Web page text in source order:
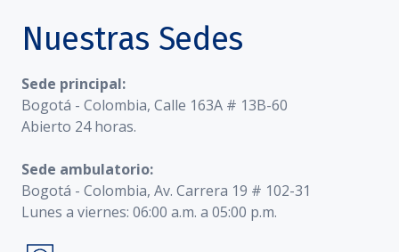
Nuestras Sedes
Sede principal:
Bogotá - Colombia, Calle 163A # 13B-60
Abierto 24 horas.
Sede ambulatorio:
Bogotá - Colombia, Av. Carrera 19 # 102-31
Lunes a viernes: 06:00 a.m. a 05:00 p.m.